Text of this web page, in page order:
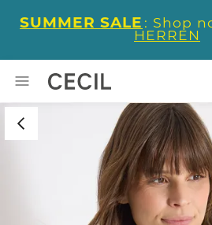
SUMMER SALE : Shop
HERREN